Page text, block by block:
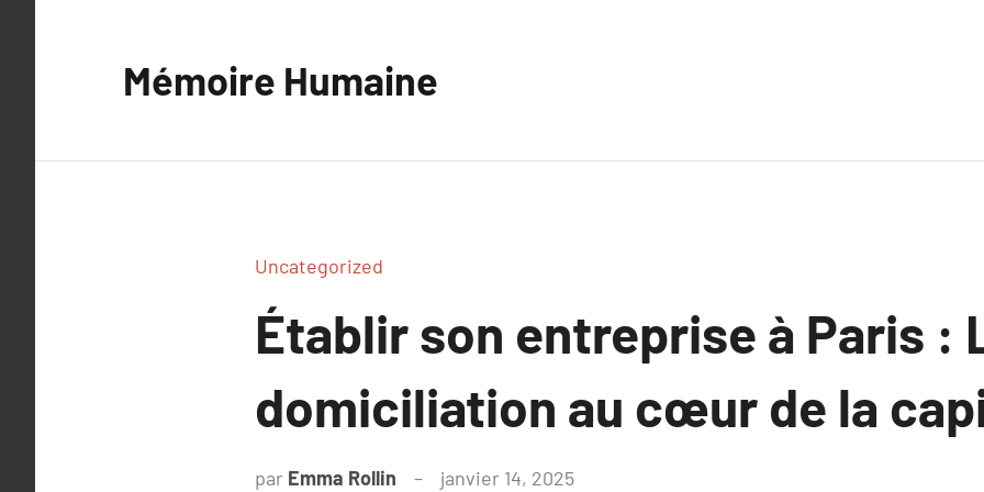
Mémoire Humaine
Uncategorized
Établir son entreprise à Paris :
domiciliation au cœur de la
par Emma Rollin janvier 14, 2025